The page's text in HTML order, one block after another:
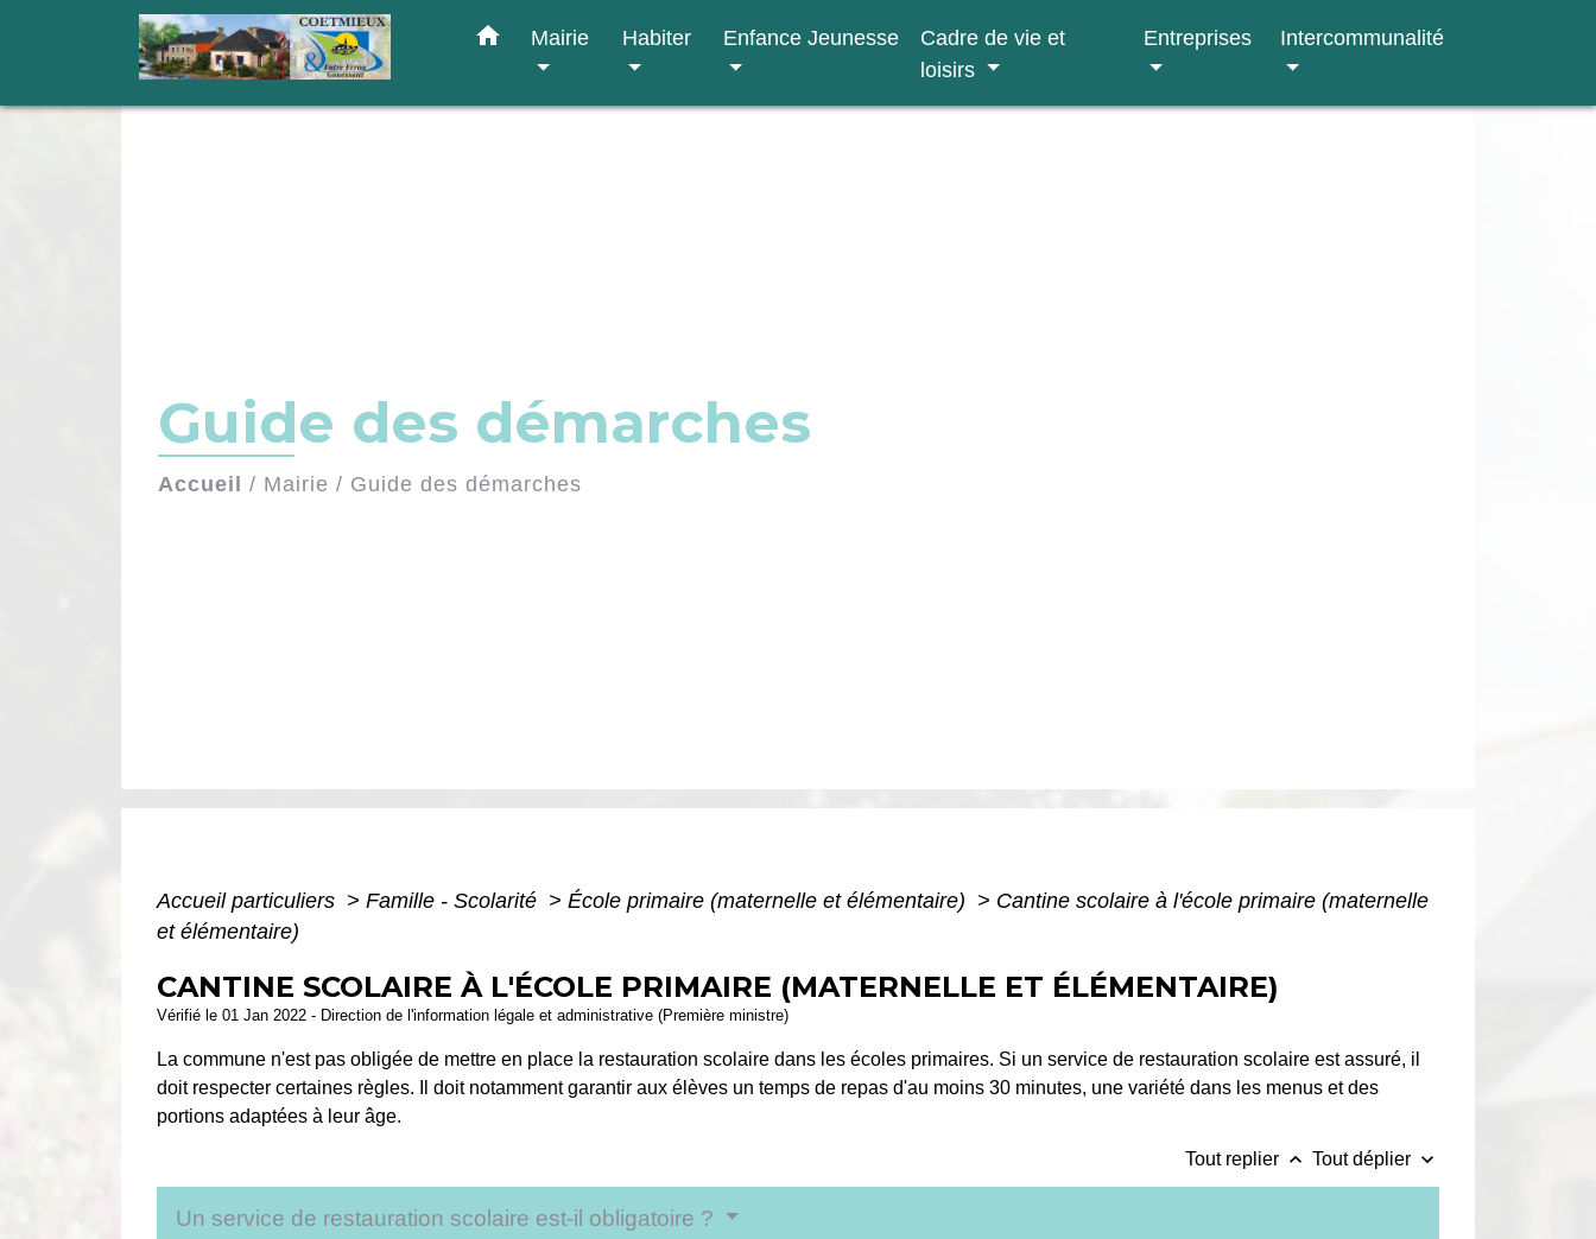
home Mairie Habiter Enfance Jeunesse
Cadre de vie et
loisirs
Entreprises Intercommunalité
Guide des démarches
Accueil / Mairie / Guide des démarches
Accueil particuliers > Famille - Scolarité > École primaire (maternelle et élémentaire) > Cantine scolaire à l'école primaire (maternelle
et élémentaire)
CANTINE SCOLAIRE À L'ÉCOLE PRIMAIRE (MATERNELLE ET ÉLÉMENTAIRE)
Vérifié le 01 Jan 2022 - Direction de l'information légale et administrative (Première ministre)
La commune n'est pas obligée de mettre en place la restauration scolaire dans les écoles primaires. Si un service de restauration scolaire est assuré, il
doit respecter certaines règles. Il doit notamment garantir aux élèves un temps de repas d'au moins 30 minutes, une variété dans les menus et des
portions adaptées à leur âge.
Tout replier keyboard_arrow_up Tout déplier keyboard_arrow_down
Un service de restauration scolaire est-il obligatoire ?